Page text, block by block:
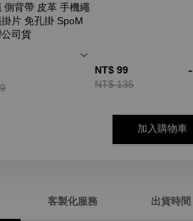
側背帶 皮革 手機繩
片 免孔掛 SpoM
司貨
NT$ 99
NT$ 135
-
加入購物車
客製化服務 出貨時間